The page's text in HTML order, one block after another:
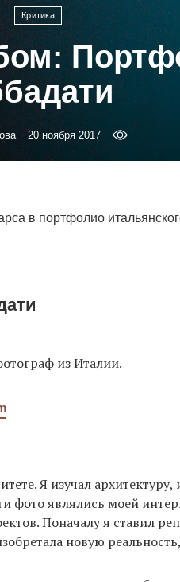
Критика
20 ноября 2017
в портфолио
из Италии.
Я изучал
фото являлись моей
Поначалу я ставил
новую